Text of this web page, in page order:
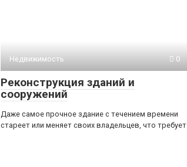
Недвижимость 0
Реконструкция зданий и
сооружений
Даже самое прочное здание с течением времени
стареет или меняет своих владельцев, что требует